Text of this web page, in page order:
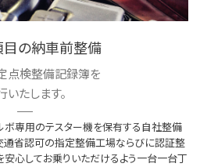
目の納車前整備
点検整備記録簿を
いたします。
ボ専用のテスター機を保有する自社整備
通省認可の指定整備工場ならびに認証整
心してお乗りいただけるよう一台一台丁